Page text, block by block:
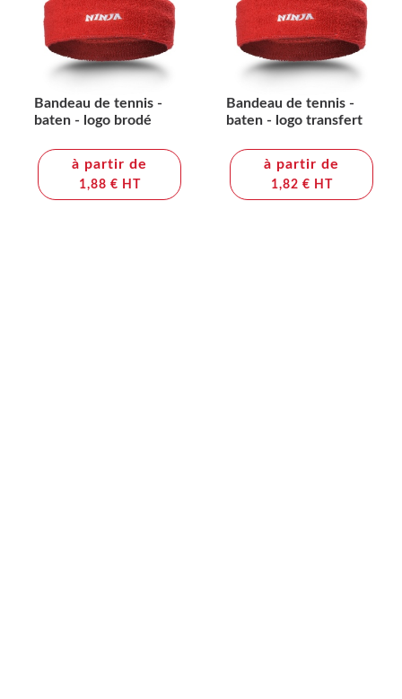
Bandeau de tennis -
baten - logo brodé
à partir de
1,88 € HT
Bandeau de tennis -
baten - logo transfert
à partir de
1,82 € HT